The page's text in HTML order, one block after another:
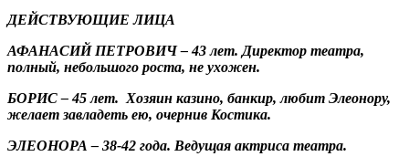
ДЕЙСТВУЮЩИЕ ЛИЦА
АФАНАСИЙ ПЕТРОВИЧ – 43 лет. Директор театра,
полный, небольшого роста, не ухожен.
БОРИС – 45 лет. Хозяин казино, банкир, любит Элеонору,
желает завладеть ею, очернив Костика.
ЭЛЕОНОРА – 38-42 года. Ведущая актриса театра.